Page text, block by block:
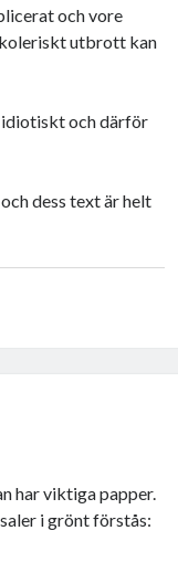
och vore
utbrott kan
idiotiskt och därför
dess text är helt
har viktiga papper.
i grönt förstås: